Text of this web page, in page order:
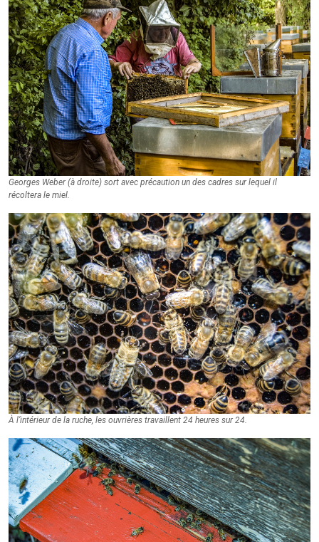
Georges Weber (à droite) sort avec précaution un des cadres sur lequel il
récoltera le miel.
À l’intérieur de la ruche, les ouvrières travaillent 24 heures sur 24.